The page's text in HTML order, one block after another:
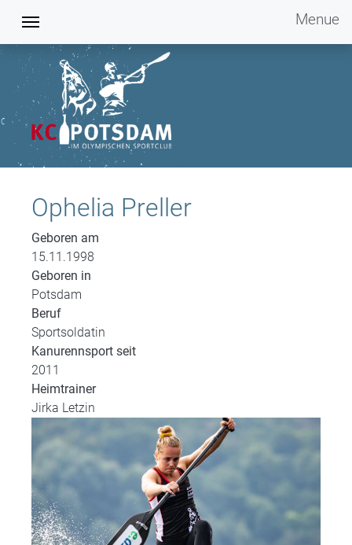
Kanu Club Potsdam im OSC e.V. Menue
Ophelia Preller
Geboren am
15.11.1998
Geboren in
Potsdam
Beruf
Sportsoldatin
Kanurennsport seit
2011
Heimtrainer
Jirka Letzin